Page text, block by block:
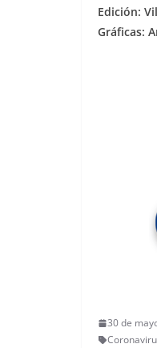
Edición:
Gráficas:
30 de